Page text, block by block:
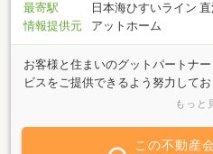
最寄駅
日本海ひすいライン
情報提供元
アットホーム
お客様と住まいのグットパートナ
ビスをご提供できるよう努力して
様々な動機があります。価格、購
約の方の対応を致します。お気軽に
もっと
この不動産